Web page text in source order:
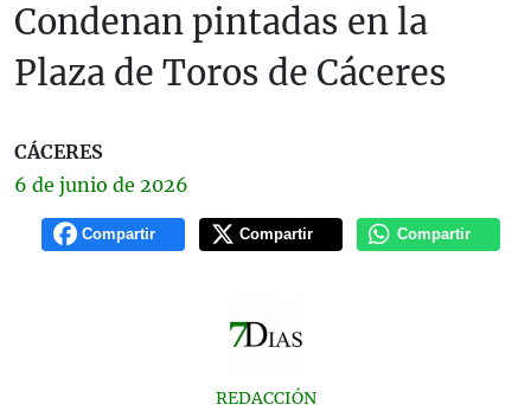
Condenan pintadas en la
Plaza de Toros de Cáceres
CÁCERES
6 de junio de 2026
Compartir Compartir Compartir
REDACCIÓN